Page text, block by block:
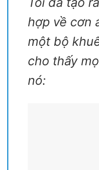
hợp về cơn
một bộ
cho thấy
nó: